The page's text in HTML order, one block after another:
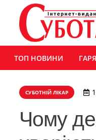
ТОП НОВИНИ
СУБОТНІЙ ЛІКАР
Чому